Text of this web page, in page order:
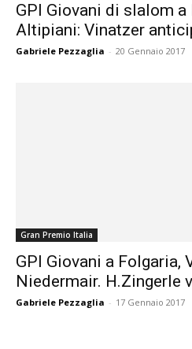
GPI Giovani di slalom a
Altipiani: Vinatzer
Gabriele Pezzaglia - 20 Gennaio 2017
Gran Premio Italia
GPI Giovani a Folgaria,
Niedermair. H.Zingerle
Gabriele Pezzaglia - 17 Gennaio 2017